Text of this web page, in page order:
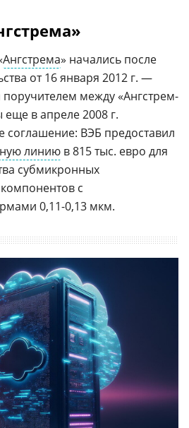
Ангстрема» начались после
от 16 января 2012 г. —
поручителем между «Ангстрем-
в апреле 2008 г.
соглашение: ВЭБ предоставил
линию в 815 тыс. евро для
субмикронных
с
0,11-0,13 мкм.